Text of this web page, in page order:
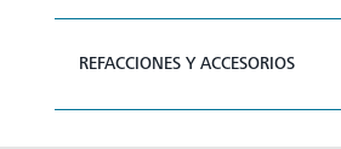
REFACCIONES Y ACCESORIOS